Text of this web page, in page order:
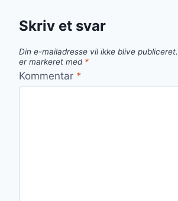
Skriv et svar
Din e-mailadresse vil ikke blive publiceret.
er markeret med *
Kommentar *